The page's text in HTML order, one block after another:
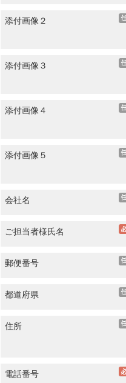
添付画像２
添付画像３
添付画像４
添付画像５
会社名
ご担当者様氏名
郵便番号
都道府県
住所
電話番号